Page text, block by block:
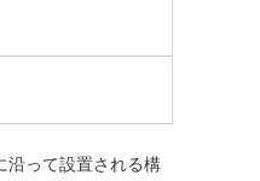
って設置される構